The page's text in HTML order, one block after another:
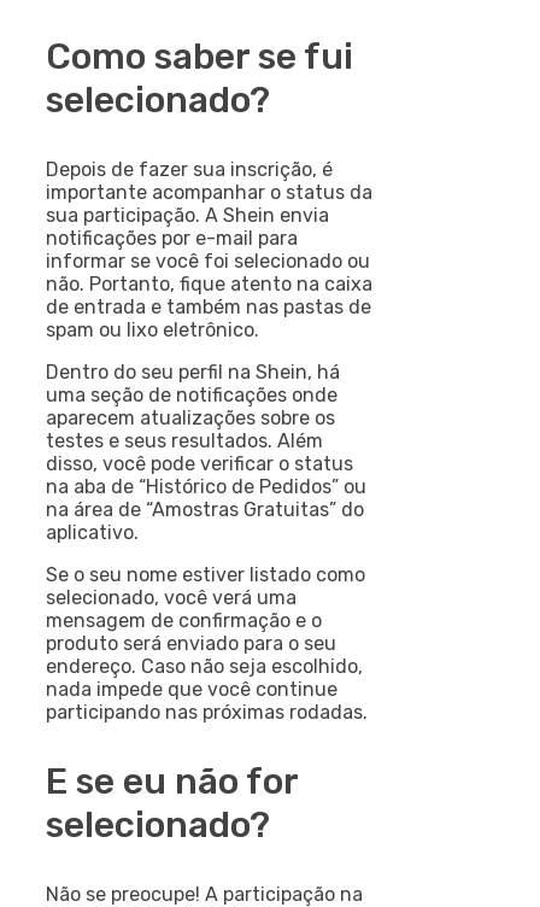
Como saber se fui
selecionado?
Depois de fazer sua inscrição, é
importante acompanhar o status da
sua participação. A Shein envia
notificações por e-mail para
informar se você foi selecionado ou
não. Portanto, fique atento na caixa
de entrada e também nas pastas de
spam ou lixo eletrônico.
Dentro do seu perfil na Shein, há
uma seção de notificações onde
aparecem atualizações sobre os
testes e seus resultados. Além
disso, você pode verificar o status
na aba de “Histórico de Pedidos” ou
na área de “Amostras Gratuitas” do
aplicativo.
Se o seu nome estiver listado como
selecionado, você verá uma
mensagem de confirmação e o
produto será enviado para o seu
endereço. Caso não seja escolhido,
nada impede que você continue
participando nas próximas rodadas.
E se eu não for
selecionado?
Não se preocupe! A participação na